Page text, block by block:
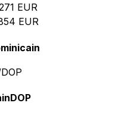
EUR
EUR
DOP